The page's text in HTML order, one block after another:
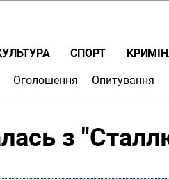
СПОРТ
Оголошення Опитування
з